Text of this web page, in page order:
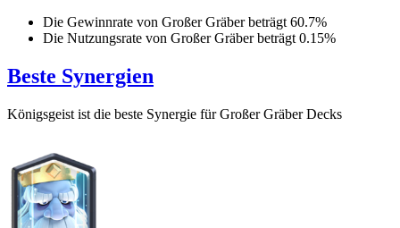
Die Gewinnrate von Großer Gräberbeträgt 60.7%
Die Nutzungsrate von Großer Gräberbeträgt 0.15%
Beste Synergien
Königsgeist ist die beste Synergie fürGroßer GräberDecks